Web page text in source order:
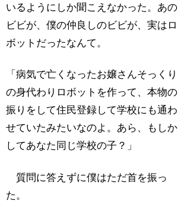
いるようにしか聞こえなかった。あの
ビビが、僕の仲良しのビビが、実はロ
ボットだったなんて。
「病気で亡くなったお嬢さんそっくり
の身代わりロボットを作って、本物の
振りをして住民登録して学校にも通わ
せていたみたいなのよ。あら、もしか
してあなた同じ学校の子？」
質問に答えずに僕はただ首を振っ
た。